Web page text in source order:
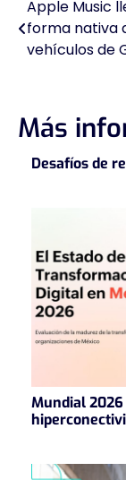
de
Apple Music
forma nativa
vehículos de
Más
Desafíos de
Mundial